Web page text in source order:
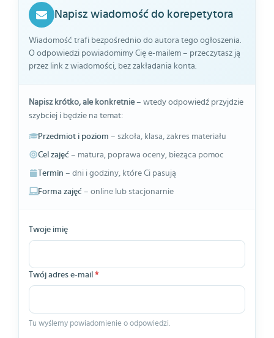
Napisz wiadomość do korepetytora
Wiadomość trafi bezpośrednio do autora tego ogłoszenia.
O odpowiedzi powiadomimy Cię e-mailem – przeczytasz ją
przez link z wiadomości, bez zakładania konta.
Napisz krótko, ale konkretnie– wtedy odpowiedź przyjdzie
szybciej i będzie na temat:
Przedmiot i poziom – szkoła, klasa, zakres materiału
Cel zajęć – matura, poprawa oceny, bieżąca pomoc
Termin – dni i godziny, które Ci pasują
Forma zajęć – online lub stacjonarnie
Twoje imię
Twój adres e-mail *
Tu wyślemy powiadomienie o odpowiedzi.